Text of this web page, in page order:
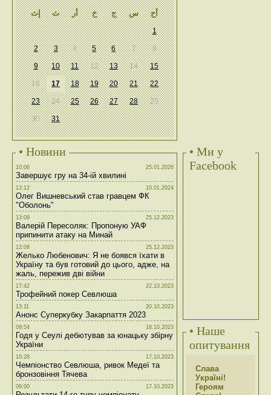
إث
ث أر خ ج س أح
1
2 3 4 5 6 7 8
9 10 11 12 13 14 15
16 17 18 19 20 21 22
23 24 25 26 27 28 29
30 31
• Новини
10:06 25.01.2026
Завершує гру на 34-ій хвилині
13:12 10.01.2024
Олег Вишневський став гравцем ФК
"Оболонь"
13:09 25.12.2023
Валерій Пересоляк: Пропоную УАФ
припинити атаку на Минай
12:08 25.12.2023
Желько Любенович: Я не боявся їхати в
Україну та був готовий до цього, адже, на
жаль, пережив дві війни
17:42 22.10.2023
Трофейний покер Севлюша
13:11 20.10.2023
Анонс Суперкубку Закарпаття 2023
09:54 18.10.2023
Годя у Сеулі дебютував за юнацьку збірну
України
10:28 17.10.2023
Чемпіонство Севлюша, ривок Медеї та
бронзовіння Тячева
09:00 17.10.2023
• Ми у
Facebook
• Наше
опитування
Слава
Україні!
Героям